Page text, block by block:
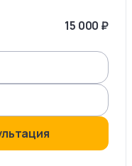
15 000 ₽